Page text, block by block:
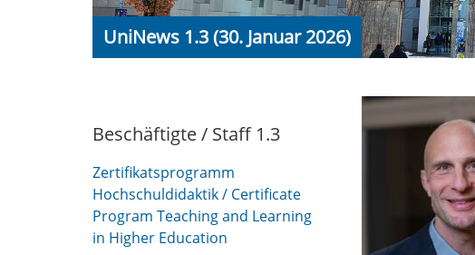
UniNews 1.3 (30. Januar 2026)
Beschäftigte / Staff 1.3
Zertifikatsprogramm
Hochschuldidaktik / Certificate
Program Teaching and Learning
in Higher Education